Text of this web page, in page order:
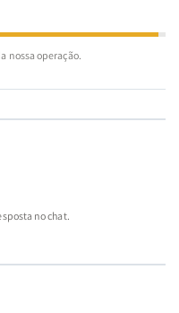
nossa operação.
no chat.